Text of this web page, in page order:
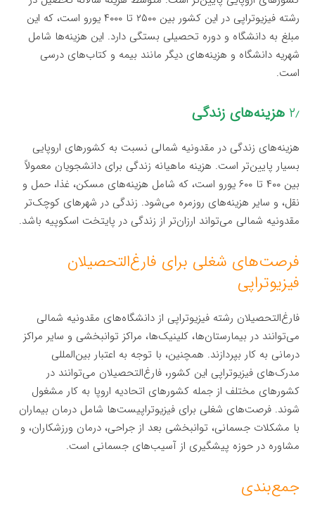
رشته فیزیوتراپی در این کشور بین ۲۵۰۰ تا ۴۰۰۰ یورو است، که این
مبلغ به دانشگاه و دوره تحصیلی بستگی دارد. این هزینه‌ها شامل
شهریه دانشگاه و هزینه‌های دیگر مانند بیمه و کتاب‌های درسی
است.
۲٫ هزینه‌های زندگی
هزینه‌های زندگی در مقدونیه شمالی نسبت به کشورهای اروپایی
بسیار پایین‌تر است. هزینه ماهیانه زندگی برای دانشجویان معمولاً
بین ۴۰۰ تا ۶۰۰ یورو است، که شامل هزینه‌های مسکن، غذا، حمل و
نقل، و سایر هزینه‌های روزمره می‌شود. زندگی در شهرهای کوچک‌تر
مقدونیه شمالی می‌تواند ارزان‌تر از زندگی در پایتخت اسکوپیه باشد.
فرصت‌های شغلی برای فارغ‌التحصیلان
فیزیوتراپی
فارغ‌التحصیلان رشته فیزیوتراپی از دانشگاه‌های مقدونیه شمالی
می‌توانند در بیمارستان‌ها، کلینیک‌ها، مراکز توانبخشی و سایر مراکز
درمانی به کار بپردازند. همچنین، با توجه به اعتبار بین‌المللی
مدرک‌های فیزیوتراپی این کشور، فارغ‌التحصیلان می‌توانند در
کشورهای مختلف از جمله کشورهای اتحادیه اروپا به کار مشغول
شوند. فرصت‌های شغلی برای فیزیوتراپیست‌ها شامل درمان بیماران
با مشکلات جسمانی، توانبخشی بعد از جراحی، درمان ورزشکاران، و
مشاوره در حوزه پیشگیری از آسیب‌های جسمانی است.
جمع‌بندی